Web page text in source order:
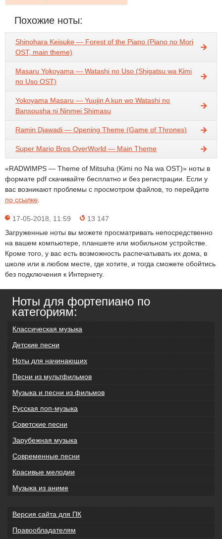
Похожие ноты:
Shinohara Keisuke — Forest of the Piano (Piano no Mori
OST, main theme)
Masaru Yokoyama — Watashi no Uso (Shigatsu wa Kimi
no Uso OST)
Yokoyama Masaru — Yuujin A kun wo Watashi no
Bansousha ni Ninmei Shimasu
Ramin Djawadi — Opening Theme (Game of Thrones)
Super Mario Bros OverWorld — Main Theme
«RADWIMPS — Theme of Mitsuha (Kimi no Na wa OST)» ноты в
формате pdf скачивайте бесплатно и без регистрации. Если у
вас возникают проблемы с просмотром файлов, то перейдите
по ссылке
17-05-2018, 11:59
13 147
Загруженные ноты вы можете просматривать непосредственно
на вашем компьютере, планшете или мобильном устройстве.
Кроме того, у вас есть возможность распечатывать их дома, в
школе или в любом месте, где хотите, и тогда сможете обойтись
без подключения к Интернету.
Ноты для фортепиано по
категориям:
Классическая музыка
Детские песни
Ноты для начинающих
Песни из мультфильмов
Музыка и песни из фильмов
Русская поп-музыка
Советские песни
Зарубежная музыка
Современные песни
Красивые мелодии
Музыка из аниме
Версия сайта для ПК
Правообладателям